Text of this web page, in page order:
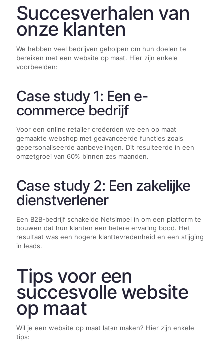
Succesverhalen van
onze klanten
We hebben veel bedrijven geholpen om hun doelen te
bereiken met een website op maat. Hier zijn enkele
voorbeelden:
Case study 1: Een e-
commerce bedrijf
Voor een online retailer creëerden we een op maat
gemaakte webshop met geavanceerde functies zoals
gepersonaliseerde aanbevelingen. Dit resulteerde in een
omzetgroei van 60% binnen zes maanden.
Case study 2: Een zakelijke
dienstverlener
Een B2B-bedrijf schakelde Netsimpel in om een platform te
bouwen dat hun klanten een betere ervaring bood. Het
resultaat was een hogere klanttevredenheid en een stijging
in leads.
Tips voor een
succesvolle website
op maat
Wil je een website op maat laten maken? Hier zijn enkele
tips: